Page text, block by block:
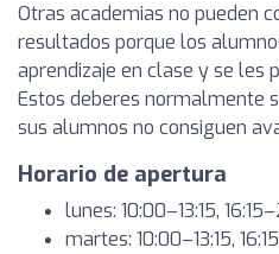
Otras academias no pueden
resultados porque los
aprendizaje en clase y se les
Estos deberes normalmente
sus alumnos no consiguen
Horario de apertura
lunes: 10:00–13:15,
martes: 10:00–13:15,